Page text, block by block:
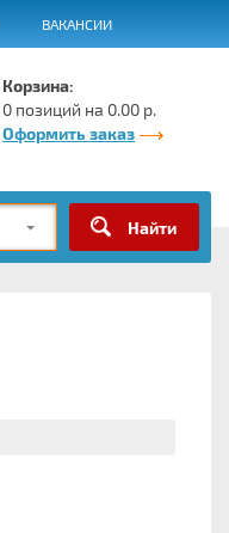
ВАКАНСИИ
Корзина:
0 позиций на 0.00 р.
Оформить заказ